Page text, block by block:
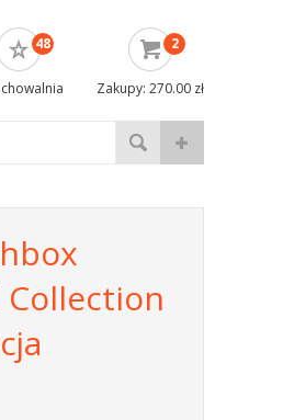
48 2
Zakupy: 270.00 zł
Collection